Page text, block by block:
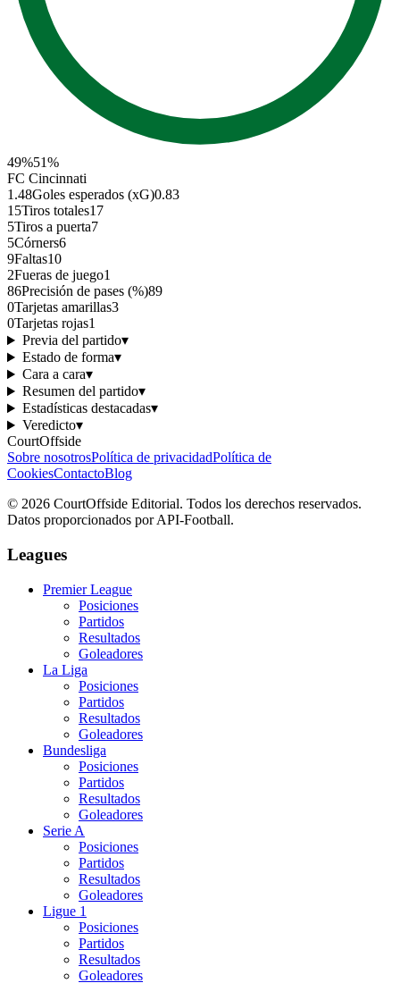
49%51%
FC Cincinnati
1.48Goles esperados (xG)0.83
15Tiros totales17
5Tiros a puerta7
5Córners6
9Faltas10
2Fueras de juego1
86Precisión de pases (%)89
0Tarjetas amarillas3
0Tarjetas rojas1
Previa del partido▾
Estado de forma▾
Cara a cara▾
Resumen del partido▾
Estadísticas destacadas▾
Veredicto▾
CourtOffside
Sobre nosotrosPolítica de privacidadPolítica de
CookiesContactoBlog
© 2026 CourtOffside Editorial. Todos los derechos reservados.
Datos proporcionados por API-Football.
Leagues
Premier League
Posiciones
Partidos
Resultados
Goleadores
La Liga
Posiciones
Partidos
Resultados
Goleadores
Bundesliga
Posiciones
Partidos
Resultados
Goleadores
Serie A
Posiciones
Partidos
Resultados
Goleadores
Ligue 1
Posiciones
Partidos
Resultados
Goleadores